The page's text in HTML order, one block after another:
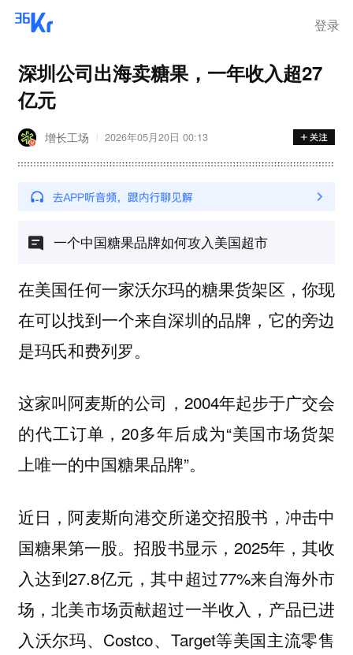
登录
深圳公司出海卖糖果，一年收入超27
亿元
增长工场 2026年05月20日 00:13
一个中国糖果品牌如何攻入美国超市
在美国任何一家沃尔玛的糖果货架区，你现
在可以找到一个来自深圳的品牌，它的旁边
是玛氏和费列罗。
这家叫阿麦斯的公司，2004年起步于广交会
的代工订单，20多年后成为“美国市场货架
上唯一的中国糖果品牌”。
近日，阿麦斯向港交所递交招股书，冲击中
国糖果第一股。招股书显示，2025年，其收
入达到27.8亿元，其中超过77%来自海外市
场，北美市场贡献超过一半收入，产品已进
入沃尔玛、Costco、Target等美国主流零售